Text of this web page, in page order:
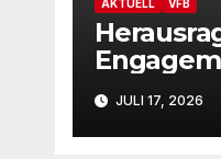
AKTUELL VFB
Hahn ist
JULI 17, 2026